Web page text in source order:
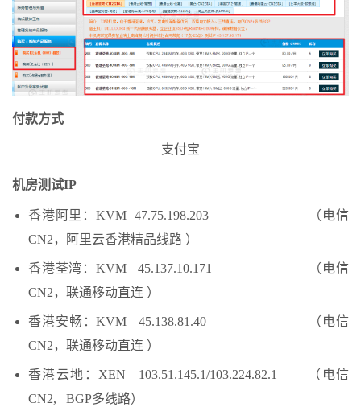
付款方式
支付宝
机房测试IP
香港阿里：KVM 47.75.198.203 （电信
CN2，阿里云香港精品线路 ）
香港荃湾：KVM 45.137.10.171 （电信
CN2，联通移动直连 ）
香港安畅：KVM 45.138.81.40 （电信
CN2，联通移动直连 ）
香港云地：XEN 103.51.145.1/103.224.82.1 （电信
CN2, BGP多线路）